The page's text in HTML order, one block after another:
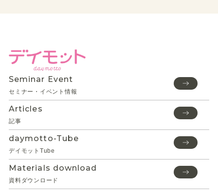
Seminar Event
セミナー・イベント情報
Articles
記事
daymotto-Tube
デイモットTube
Materials download
資料ダウンロード